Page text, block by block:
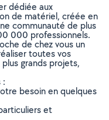
dédiée aux
de matériel, créée en
communauté de plus
000 professionnels.
de chez vous un
toutes vos
grands projets,
:
besoin en quelques
et